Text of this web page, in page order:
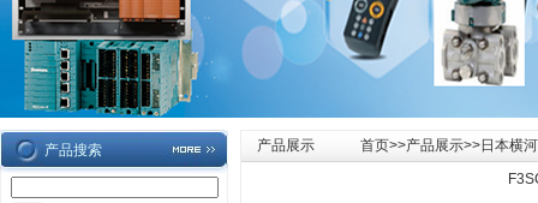
产品搜索 产品展示 首页>>产品展示>>日本横